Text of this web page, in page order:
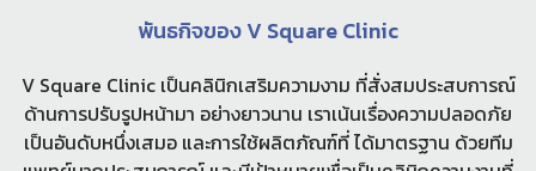
พันธกิจของ V Square Clinic
V Square Clinic เป็นคลินิกเสริมความงาม ที่สั่งสมประสบการณ์
ด้านการปรับรูปหน้ามา อย่างยาวนาน เราเน้นเรื่องความปลอดภัย
เป็นอันดับหนึ่งเสมอ และการใช้ผลิตภัณฑ์ที่ ได้มาตรฐาน ด้วยทีม